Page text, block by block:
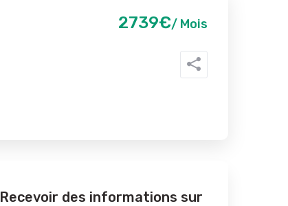
2739€/ Mois
Recevoir des informations sur